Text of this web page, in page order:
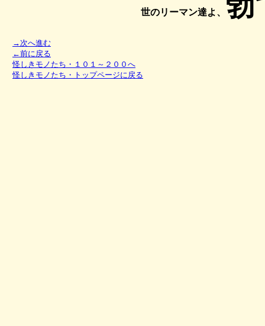
世のリーマン達よ、
→次へ進む
←前に戻る
怪しきモノたち・１０１～２００へ
怪しきモノたち・トップページに戻る